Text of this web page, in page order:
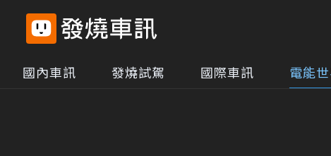
國內車訊 發燒試駕 國際車訊 電能